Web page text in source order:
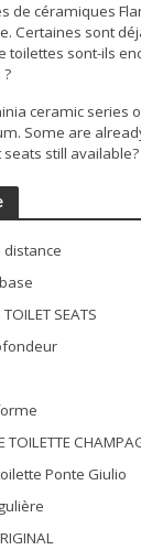
de céramiques
Certaines sont
toilettes sont-ils
ceramic series
Some are
still available?
distance
SEATS
TOILETTE
Ponte Giulio